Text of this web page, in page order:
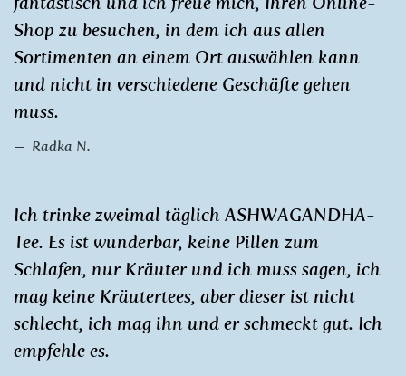
Shop zu besuchen, in dem ich aus allen
Sortimenten an einem Ort auswählen kann
und nicht in verschiedene Geschäfte gehen
muss.
Radka N.
Ich trinke zweimal täglich ASHWAGANDHA-
Tee. Es ist wunderbar, keine Pillen zum
Schlafen, nur Kräuter und ich muss sagen, ich
mag keine Kräutertees, aber dieser ist nicht
schlecht, ich mag ihn und er schmeckt gut. Ich
empfehle es.